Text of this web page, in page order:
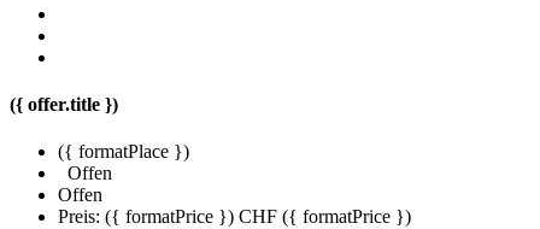
({ offer.title })
({ formatPlace })
Offen
Offen
Preis: ({ formatPrice }) CHF ({ formatPrice })